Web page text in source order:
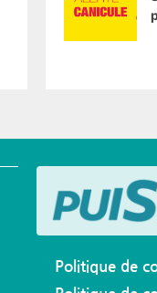
Politique de